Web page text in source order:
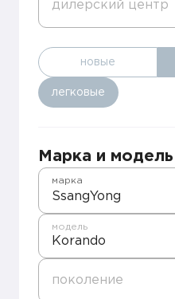
дилерский центр
новые
легковые
Марка и модель
SsangYong
марка
Korando
модель
поколение